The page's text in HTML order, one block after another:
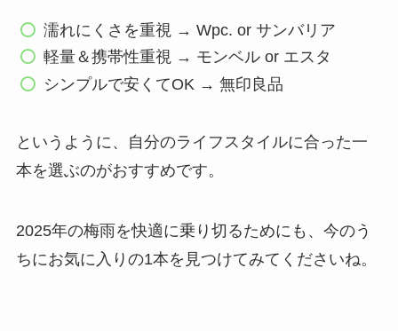
濡れにくさを重視 → Wpc. or サンバリア
軽量＆携帯性重視 → モンベル or エスタ
シンプルで安くてOK → 無印良品
というように、自分のライフスタイルに合った一
本を選ぶのがおすすめです。
2025年の梅雨を快適に乗り切るためにも、今のう
ちにお気に入りの1本を見つけてみてくださいね。